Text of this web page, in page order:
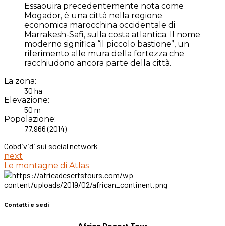
Essaouira precedentemente nota come
Mogador, è una città nella regione
economica marocchina occidentale di
Marrakesh-Safi, sulla costa atlantica. Il nome
moderno significa “il piccolo bastione”, un
riferimento alle mura della fortezza che
racchiudono ancora parte della città.
La zona:
30 ha
Elevazione:
50 m
Popolazione:
77.966 (2014)
Cobdividi sui social network
next
Le montagne di Atlas
Contatti e sedi